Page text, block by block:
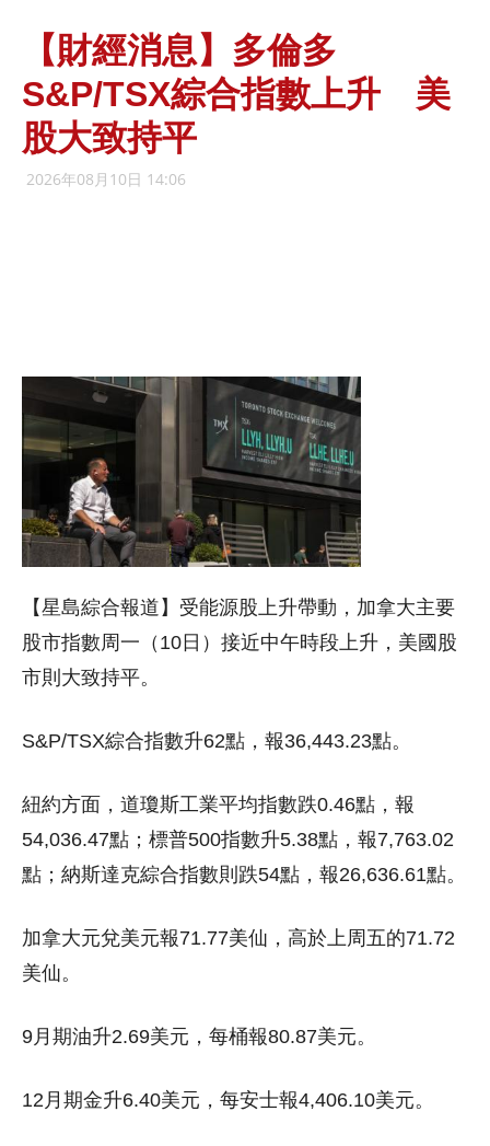
【財經消息】多倫多
S&P/TSX綜合指數上升 美
股大致持平
2026年08月10日 14:06
【星島綜合報道】受能源股上升帶動，加拿大主要
股市指數周一（10日）接近中午時段上升，美國股
市則大致持平。
S&P/TSX綜合指數升62點，報36,443.23點。
紐約方面，道瓊斯工業平均指數跌0.46點，報
54,036.47點；標普500指數升5.38點，報7,763.02
點；納斯達克綜合指數則跌54點，報26,636.61點。
加拿大元兌美元報71.77美仙，高於上周五的71.72
美仙。
9月期油升2.69美元，每桶報80.87美元。
12月期金升6.40美元，每安士報4,406.10美元。